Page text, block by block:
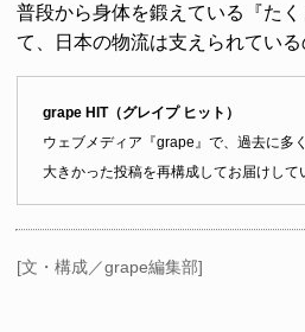
普段から身体を鍛えている『た
て、日本の物流は支えられている
grape HIT（グレイプ ヒット）
ウェブメディア『grape』で、過去に多
大きかった投稿を再構成してお届けして
[文・構成／grape編集部]